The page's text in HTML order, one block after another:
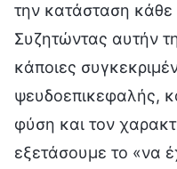
την κατάσταση κάθε
Συζητώντας αυτήν
κάποιες
ψευδοεπικεφαλής,
φύση και τον
εξετάσουμε το «να